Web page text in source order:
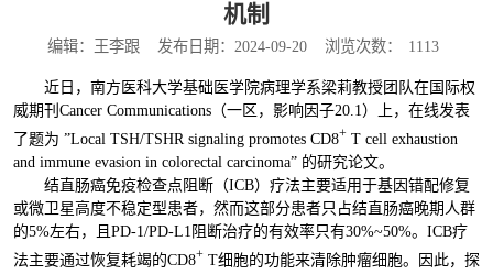
机制
编辑：王李跟 发布日期：2024-09-20 浏览次数： 1113
近日，南方医科大学基础医学院病理学系梁莉教授团队在国际权
威期刊Cancer Communications（一区，影响因子20.1）上，在线发表
了题为 ”Local TSH/TSHR signaling promotes CD8+ T cell exhaustion
and immune evasion in colorectal carcinoma” 的研究论文。
结直肠癌免疫检查点阻断（ICB）疗法主要适用于基因错配修复
或微卫星高度不稳定型患者，然而这部分患者只占结直肠癌晚期人群
的5%左右，且PD-1/PD-L1阻断治疗的有效率只有30%~50%。ICB疗
法主要通过恢复耗竭的CD8+T细胞的功能来清除肿瘤细胞。因此，探